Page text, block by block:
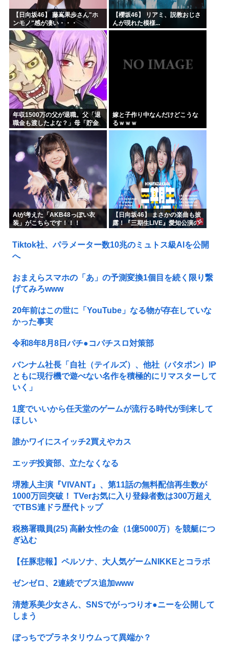
【日向坂46】 藤嶌果歩さん"ホ
ンモノ"感が凄い・・・
【櫻坂46】 リアミ、説教おじさ
んが現れた模様...
年収1500万の父が退職。父「退
職金も渡したよな？」母「貯金
なんてないよー」父「全部なく
なったの！？」→予想外の返事
に家族騒然となり…
嫁と子作り中なんだけどこうな
るｗｗｗ
AIが考えた「AKB48っぽい衣
装」がこちらです！！！
【日向坂46】 まさかの楽曲も披
露！『三期生LIVE』愛知公演の
Tiktok社、パラメーター数10兆のミュトス級AIを公開
へ
おまえらスマホの「あ」の予測変換1個目を続く限り繋
げてみろwww
20年前はこの世に「YouTube」なる物が存在していな
かった事実
令和8年8月8日パチ●コパチスロ対策部
バンナム社長「自社（テイルズ）、他社（パタポン）IP
ともに現行機で遊べない名作を積極的にリマスターして
いく」
1度でいいから任天堂のゲームが流行る時代が到来して
ほしい
誰かワイにスイッチ2買えやカス
エッヂ投資部、立たなくなる
堺雅人主演『VIVANT』、第11話の無料配信再生数が
1000万回突破！ TVerお気に入り登録者数は300万超え
でTBS連ドラ歴代トップ
税務署職員(25) 高齢女性の金（1億5000万）を競艇につ
ぎ込む
【任豚悲報】ペルソナ、大人気ゲームNIKKEとコラボ
ゼンゼロ、2連続でブス追加www
清楚系美少女さん、SNSでがっつりオ●ニーを公開して
しまう
ぼっちでプラネタリウムって異端か？